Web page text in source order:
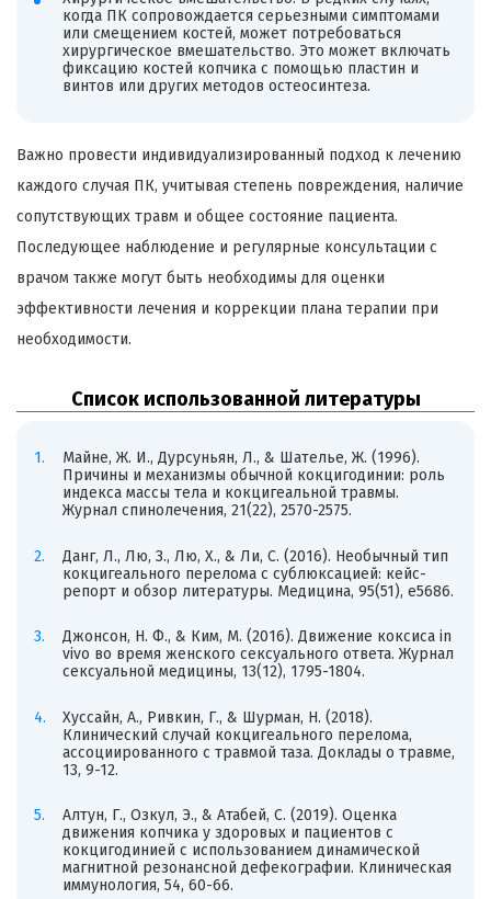
когда ПК сопровождается серьезными симптомами
или смещением костей, может потребоваться
хирургическое вмешательство. Это может включать
фиксацию костей копчика с помощью пластин и
винтов или других методов остеосинтеза.
Важно провести индивидуализированный подход к лечению
каждого случая ПК, учитывая степень повреждения, наличие
сопутствующих травм и общее состояние пациента.
Последующее наблюдение и регулярные консультации с
врачом также могут быть необходимы для оценки
эффективности лечения и коррекции плана терапии при
необходимости.
Список использованной литературы
Майне, Ж. И., Дурсуньян, Л., & Шателье, Ж. (1996).
Причины и механизмы обычной кокцигодинии: роль
индекса массы тела и кокцигеальной травмы.
Журнал спинолечения, 21(22), 2570-2575.
Данг, Л., Лю, З., Лю, Х., & Ли, С. (2016). Необычный тип
кокцигеального перелома с сублюксацией: кейс-
репорт и обзор литературы. Медицина, 95(51), e5686.
Джонсон, Н. Ф., & Ким, М. (2016). Движение коксиса in
vivo во время женского сексуального ответа. Журнал
сексуальной медицины, 13(12), 1795-1804.
Хуссайн, А., Ривкин, Г., & Шурман, Н. (2018).
Клинический случай кокцигеального перелома,
ассоциированного с травмой таза. Доклады о травме,
13, 9-12.
Алтун, Г., Озкул, Э., & Атабей, С. (2019). Оценка
движения копчика у здоровых и пациентов с
кокцигодинией с использованием динамической
магнитной резонансной дефекографии. Клиническая
иммунология, 54, 60-66.